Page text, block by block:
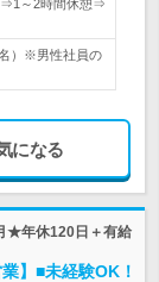
⇒1～2時間休憩⇒
）※男性社員の
になる
★年休120日＋有給
】■未経験OK！